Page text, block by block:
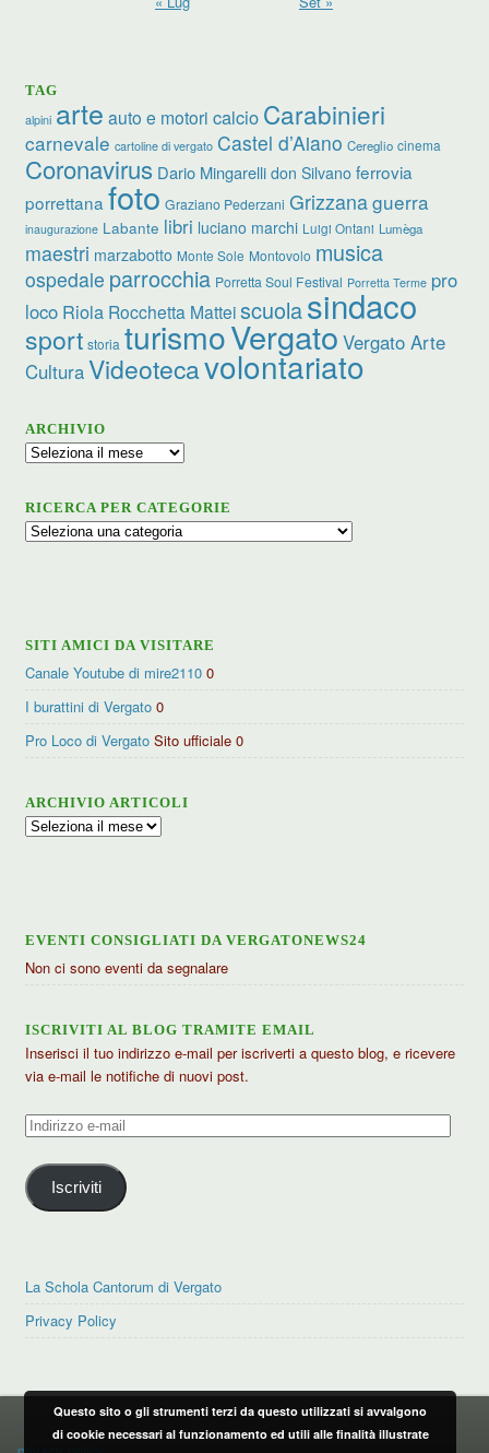
TAG
alpini arte auto e motori calcio Carabinieri
carnevale cartoline di vergato Castel d’Aiano Cereglio cinema
Coronavirus Dario Mingarelli don Silvano ferrovia
porrettana foto Graziano Pederzani Grizzanaguerra
inaugurazione Labante libri luciano marchi Luigi Ontani Lumèga
maestri marzabotto Monte Sole Montovolo musica
ospedale parrocchia Porretta Soul Festival Porretta Terme pro
loco Riola Rocchetta Matteiscuolasindaco
sport storia turismoVergato Vergato Arte
CulturaVideotecavolontariato
ARCHIVIO
Archivio
RICERCA PER CATEGORIE
Ricerca
SITI AMICI DA VISITARE
Canale Youtube di mire2110 0
I burattini di Vergato 0
Pro Loco di Vergato Sito ufficiale 0
ARCHIVIO ARTICOLI
Archivio
EVENTI CONSIGLIATI DA VERGATONEWS24
Non ci sono eventi da segnalare
ISCRIVITI AL BLOG TRAMITE EMAIL
Inserisci il tuo indirizzo e-mail per iscriverti a questo blog, e ricevere
via e-mail le notifiche di nuovi post.
Indirizzo
mail
Iscriviti
La Schola Cantorum di Vergato
Privacy Policy
PRIVACY POLICY
Questo sito o gli strumenti terzi da questo utilizzati si avvalgono
di cookie necessari al funzionamento ed utili alle finalità illustrate